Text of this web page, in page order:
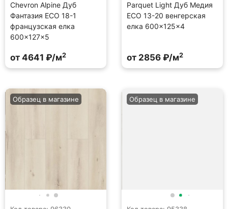
Chevron Alpine Дуб
Фантазия ECO 18-1
французская елка
600×127×5
от 4641 ₽/м2
Parquet Light Дуб Медия
ECO 13-20 венгерская
елка 600×125×4
от 2856 ₽/м2
Образец в магазине Образец в магазине